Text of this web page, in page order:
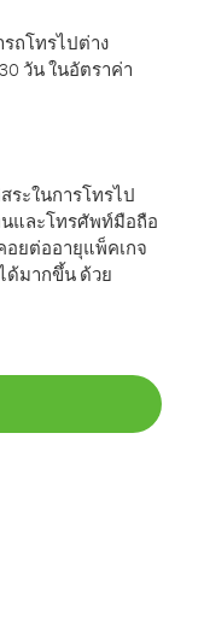
ถโทรไปต่าง
วัน ในอัตราค่า
ะในการโทรไป
และโทรศัพท์มือถือ
ยต่ออายุแพ็คเกจ
มากขึ้น ด้วย